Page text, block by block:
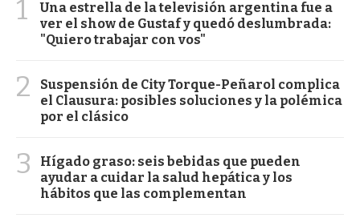
1
Una estrella de la televisión argentina fue a
ver el show de Gustaf y quedó deslumbrada:
"Quiero trabajar con vos"
2
Suspensión de City Torque-Peñarol complica
el Clausura: posibles soluciones y la polémica
por el clásico
3
Hígado graso: seis bebidas que pueden
ayudar a cuidar la salud hepática y los
hábitos que las complementan